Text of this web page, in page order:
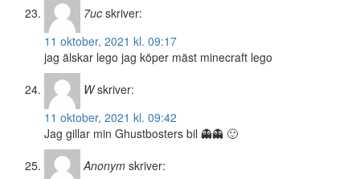
7uc skriver:
11 oktober, 2021 kl. 09:17
jag älskar lego jag köper mäst minecraft lego
W skriver:
11 oktober, 2021 kl. 09:42
Jag gillar min Ghustbosters bil 👻👻 🙂
Anonym skriver: